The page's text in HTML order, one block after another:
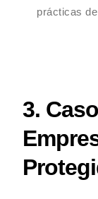
prácticas
3.